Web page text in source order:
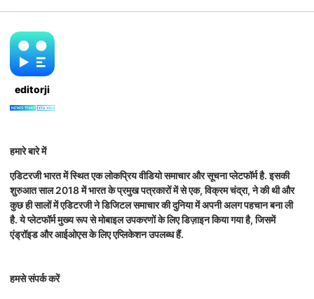
editorji
हमारे बारे में
एडिटरजी भारत में स्थित एक लोकप्रिय वीडियो समाचार और सूचना प्लेटफॉर्म है. इसकी
शुरुआत साल 2018 में भारत के प्रमुख पत्रकारों में से एक, विक्रम चंद्रा, ने की थी और
कुछ ही सालों में एडिटरजी ने डिजिटल समाचार की दुनिया में अपनी अलग पहचान बना ली
है. ये प्लेटफॉर्म मुख्य रूप से मोबाइल उपकरणों के लिए डिज़ाइन किया गया है, जिसमें
एंड्रॉइड और आईओएस के लिए एप्लिकेशन उपलब्ध हैं.
हमसे संपर्क करें